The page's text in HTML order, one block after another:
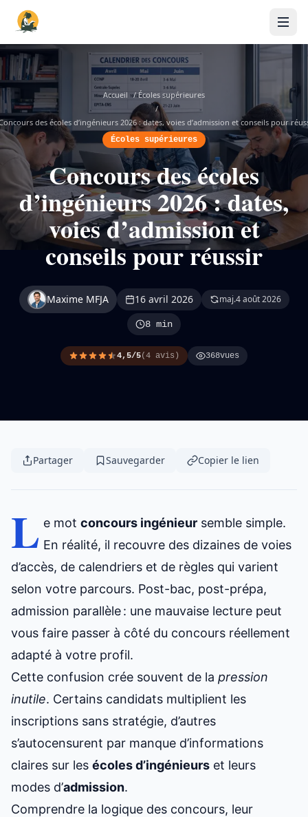
Accueil / Écoles supérieures
/
des écoles d’ingénieurs 2026 : dates, voies d’admission et conseils pour
Écoles supérieures
Concours des écoles
d’ingénieurs 2026 : dates,
voies d’admission et
conseils pour réussir
Maxime MFJA 16 avril 2026 maj.4 août 2026
8 min
4,5/5(4 avis) 368vues
Partager Sauvegarder Copier le lien
L e motconcours ingénieur semble simple.
En réalité, il recouvre des dizaines de voies
d’accès, de calendriers et de règles qui varient
selon votre parcours. Post-bac, post-prépa,
admission parallèle : une mauvaise lecture peut
vous faire passer à côté du concours réellement
adapté à votre profil.
Cette confusion crée souvent de la pression
inutile. Certains candidats multiplient les
inscriptions sans stratégie, d’autres
s’autocensurent par manque d’informations
claires sur les écoles d’ingénieurs et leurs
modes d’admission.
Comprendre la logique des concours, leur